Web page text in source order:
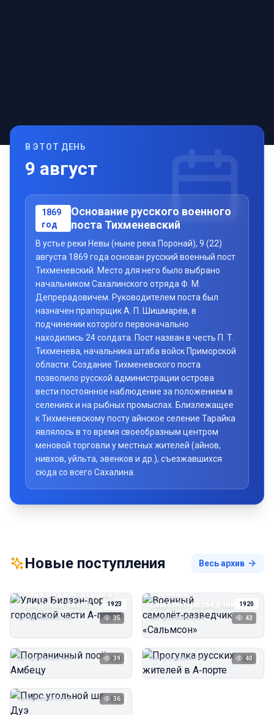
В ЭТОТ ДЕНЬ
9 август
1869
год
Основание русского военного
поста Тихменевский
В устье реки Невы (ныне река Поронай), 9 (22)
августа 1869 года основан русский военный пост
Тихменевский. Место для него было выбрано
начальником Сахалинского отряда Ф. М.
Депрерадовичем. Руководителем поста был
назначен прапорщик А. П. Шишмарёв, в
подчинении которого первоначально
находились 24 солдата. Пост назван в честь П. Т.
Тихменева, начальника штаба войск Приморской
области. Создание Тихменевского поста
позволило русской администрации острова
вести постоянное наблюдение за положением в
селениях и на рыбных промыслах. Близлежащее
к Тихменевскому посту айнское селение Тарайка
являлось в то время своеобразным центром
меновой торговли у местных жителей (айнов,
нивхов, уйльта, эвенков и др.), съезжавшихся
сюда со всего Сахалина.
Новые поступления Весь архив
1923
Улица Бидзэн‑дорри в
городской части
А‑порта
Автор неизвестен 35
1920
Военный
самолёт‑разведчик
«Сальмсон»
Автор неизвестен 43
1923
Автор неизвестен 39 1923
Прогулка русских
Автор неизвестен 40
1923
Пирс угольной шахты
Автор неизвестен 36